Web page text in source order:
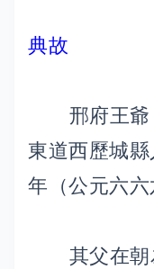
典故
邢府王爺
東道西歷城
年（公元六六
其父在朝